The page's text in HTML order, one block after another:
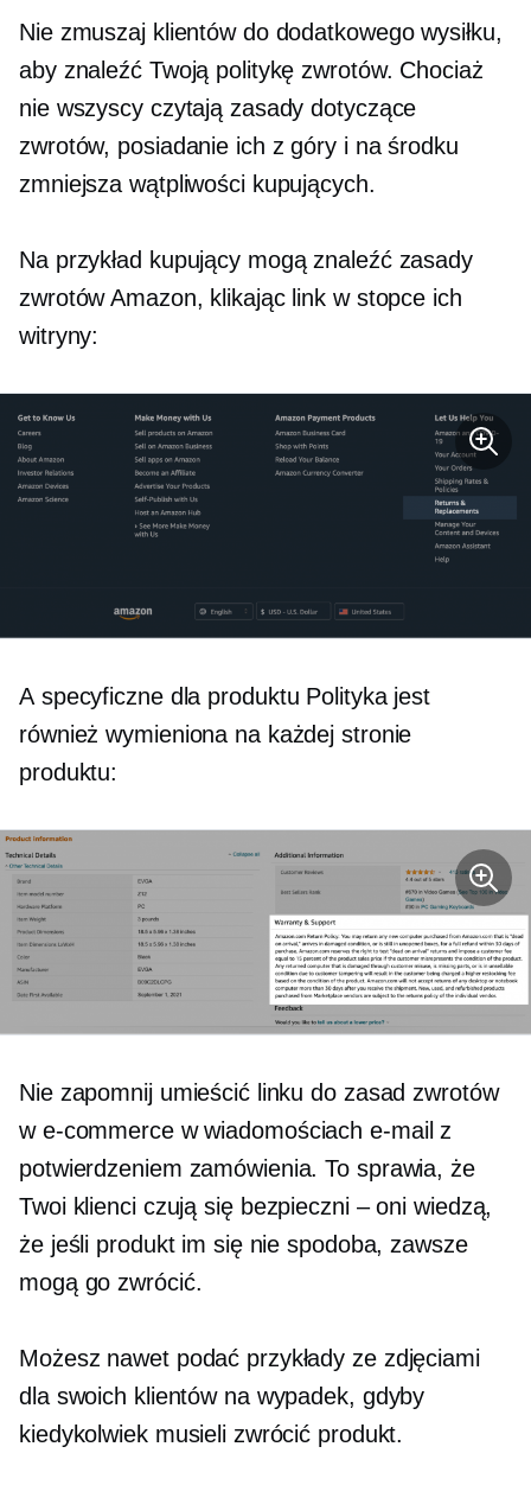
Nie zmuszaj klientów do dodatkowego wysiłku,
aby znaleźć Twoją politykę zwrotów. Chociaż
nie wszyscy czytają zasady dotyczące
zwrotów, posiadanie ich z góry i na środku
zmniejsza wątpliwości kupujących.
Na przykład kupujący mogą znaleźć zasady
zwrotów Amazon, klikając link w stopce ich
witryny:
A specyficzne dla produktu Polityka jest
również wymieniona na każdej stronie
produktu:
Nie zapomnij umieścić linku do zasad zwrotów
w e-commerce w wiadomościach e-mail z
potwierdzeniem zamówienia. To sprawia, że ​​
Twoi klienci czują się bezpieczni – oni wiedzą,
że jeśli produkt im się nie spodoba, zawsze
mogą go zwrócić.
Możesz nawet podać przykłady ze zdjęciami
dla swoich klientów na wypadek, gdyby
kiedykolwiek musieli zwrócić produkt.